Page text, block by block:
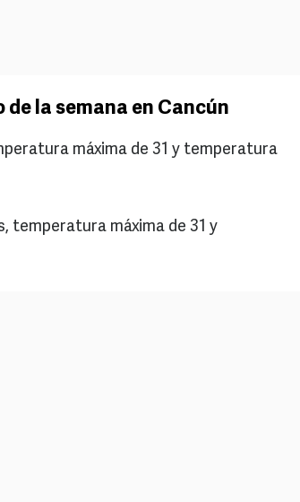
la semana en Cancún
máxima de 31 y temperatura
temperatura máxima de 31 y